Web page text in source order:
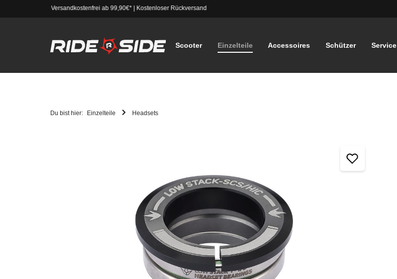
Versandkostenfrei ab 99,90€*| Kostenloser Rückversand
Scooter Einzelteile Accessoires Schützer Service
Du bist hier: Einzelteile Headsets